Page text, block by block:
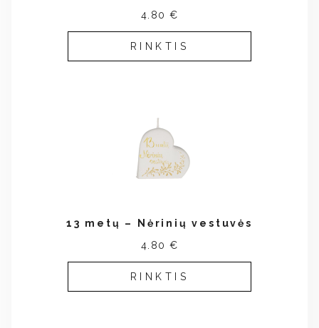
4.80 €
RINKTIS
13 metų – Nėrinių vestuvės
4.80 €
RINKTIS